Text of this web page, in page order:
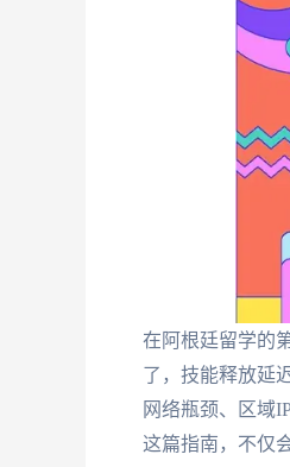
在阿根廷留学的
了，技能释放延
网络瓶颈、区域
这篇指南，不仅